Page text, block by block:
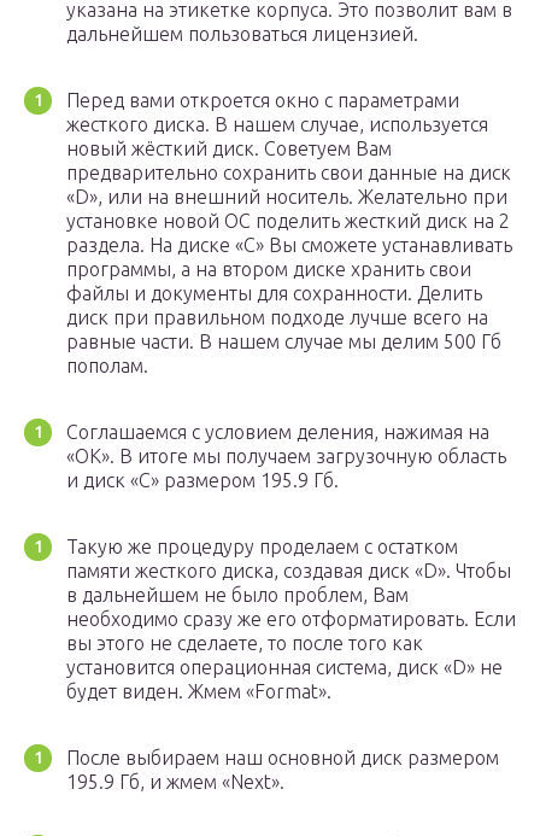
указана на этикетке корпуса. Это позволит вам в
дальнейшем пользоваться лицензией.
Перед вами откроется окно с параметрами
жесткого диска. В нашем случае, используется
новый жёсткий диск. Советуем Вам
предварительно сохранить свои данные на диск
«D», или на внешний носитель. Желательно при
установке новой ОС поделить жесткий диск на 2
раздела. На диске «C» Вы сможете устанавливать
программы, а на втором диске хранить свои
файлы и документы для сохранности. Делить
диск при правильном подходе лучше всего на
равные части. В нашем случае мы делим 500 Гб
пополам.
Соглашаемся с условием деления, нажимая на
«OK». В итоге мы получаем загрузочную область
и диск «C» размером 195.9 Гб.
Такую же процедуру проделаем с остатком
памяти жесткого диска, создавая диск «D». Чтобы
в дальнейшем не было проблем, Вам
необходимо сразу же его отформатировать. Если
вы этого не сделаете, то после того как
установится операционная система, диск «D» не
будет виден. Жмем «Format».
После выбираем наш основной диск размером
195.9 Гб, и жмем «Next».